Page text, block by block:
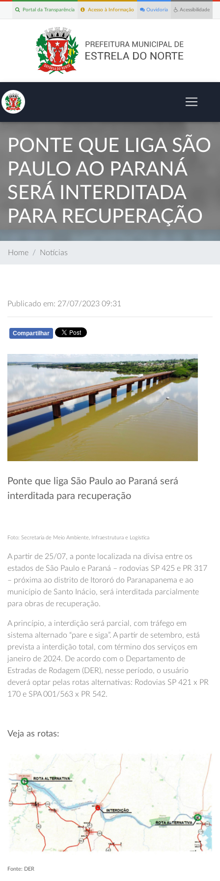
Acessibilidade
Ouvidoria
Acesso à Informação
Portal da Transparência
PONTE QUE LIGA SÃO
PAULO AO PARANÁ
SERÁ INTERDITADA
PARA RECUPERAÇÃO
Home Notícias
Publicado em: 27/07/2023 09:31
Compartilhar
Ponte que liga São Paulo ao Paraná será
interditada para recuperação
Foto: Secretaria de Meio Ambiente, Infraestrutura e Logística
A partir de 25/07, a ponte localizada na divisa entre os
estados de São Paulo e Paraná – rodovias SP 425 e PR 317
– próxima ao distrito de Itororó do Paranapanema e ao
município de Santo Inácio, será interditada parcialmente
para obras de recuperação.
A princípio, a interdição será parcial, com tráfego em
sistema alternado “pare e siga”. A partir de setembro, está
prevista a interdição total, com término dos serviços em
janeiro de 2024. De acordo com o Departamento de
Estradas de Rodagem (DER), nesse período, o usuário
deverá optar pelas rotas alternativas: Rodovias SP 421 x PR
170 e SPA 001/563 x PR 542.
Veja as rotas:
Fonte: DER